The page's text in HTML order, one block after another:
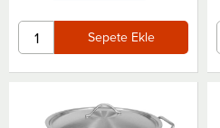
Sepete Ekle